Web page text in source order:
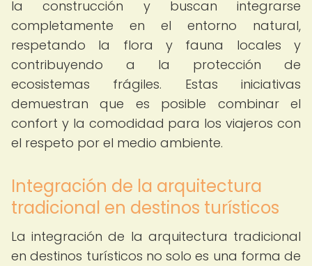
la construcción y buscan integrarse
completamente en el entorno natural,
respetando la flora y fauna locales y
contribuyendo a la protección de
ecosistemas frágiles. Estas iniciativas
demuestran que es posible combinar el
confort y la comodidad para los viajeros con
el respeto por el medio ambiente.
Integración de la arquitectura
tradicional en destinos turísticos
La integración de la arquitectura tradicional
en destinos turísticos no solo es una forma de